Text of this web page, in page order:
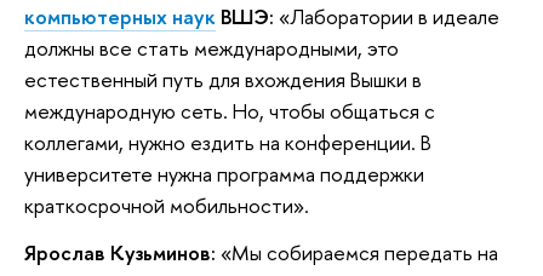
компьютерных наук ВШЭ: «Лаборатории в идеале
должны все стать международными, это
естественный путь для вхождения Вышки в
международную сеть. Но, чтобы общаться с
коллегами, нужно ездить на конференции. В
университете нужна программа поддержки
краткосрочной мобильности».
Ярослав Кузьминов: «Мы собираемся передать на